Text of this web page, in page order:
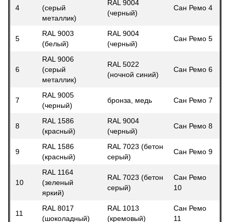
4
(серый
металлик)
RAL 9004
(черный)
Сан Ремо 4
5
RAL 9003
(белый)
RAL 9004
(черный)
Сан Ремо 5
6
RAL 9006
(серый
металлик)
RAL 5022
(ночной синий)
Сан Ремо 6
7
RAL 9005
(черный)
бронза, медь Сан Ремо 7
8
RAL 1586
(красный)
RAL 9004
(черный)
Сан Ремо 8
9
RAL 1586
(красный)
RAL 7023 (бетон
серый)
Сан Ремо 9
10
RAL 1164
(зеленый
яркий)
RAL 7023 (бетон
серый)
Сан Ремо
10
11
RAL 8017
(шоколадный)
RAL 1013
(кремовый)
Сан Ремо
11